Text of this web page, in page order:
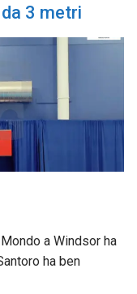
3 metri
a Windsor ha
ha ben